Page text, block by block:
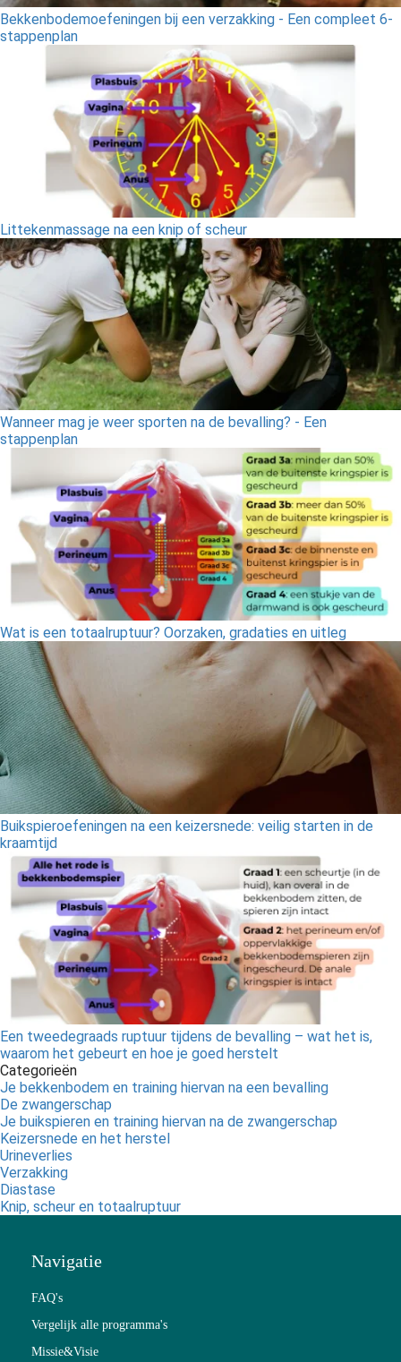
Bekkenbodemoefeningen bij een verzakking - Een compleet 6-
stappenplan
Littekenmassage na een knip of scheur
Wanneer mag je weer sporten na de bevalling? - Een
stappenplan
Wat is een totaalruptuur? Oorzaken, gradaties en uitleg
Buikspieroefeningen na een keizersnede: veilig starten in de
kraamtijd
Een tweedegraads ruptuur tijdens de bevalling – wat het is,
waarom het gebeurt en hoe je goed herstelt
Categorieën
Je bekkenbodem en training hiervan na een bevalling
De zwangerschap
Je buikspieren en training hiervan na de zwangerschap
Keizersnede en het herstel
Urineverlies
Verzakking
Diastase
Knip, scheur en totaalruptuur
Navigatie
FAQ's
Vergelijk alle programma's
Missie&Visie